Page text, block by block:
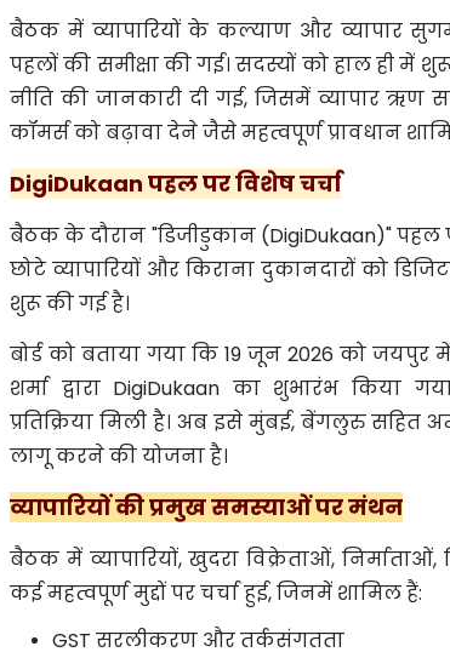
बैठक में व्यापारियों के कल्याण और व्यापार
पहलों की समीक्षा की गई। सदस्यों को हाल ही में
नीति की जानकारी दी गई, जिसमें व्यापार ऋण
कॉमर्स को बढ़ावा देने जैसे महत्वपूर्ण प्रावधान
DigiDukaan पहल पर विशेष चर्चा
बैठक के दौरान "डिजीडुकान (DigiDukaan)" पहल
छोटे व्यापारियों और किराना दुकानदारों को
शुरू की गई है।
बोर्ड को बताया गया कि 19 जून 2026 को
शर्मा द्वारा DigiDukaan का शुभारंभ किया
प्रतिक्रिया मिली है। अब इसे मुंबई, बेंगलुरु सहित
लागू करने की योजना है।
व्यापारियों की प्रमुख समस्याओं पर मंथन
बैठक में व्यापारियों, खुदरा विक्रेताओं,
कई महत्वपूर्ण मुद्दों पर चर्चा हुई, जिनमें शामिल हैं:
GST सरलीकरण और तर्कसंगतता